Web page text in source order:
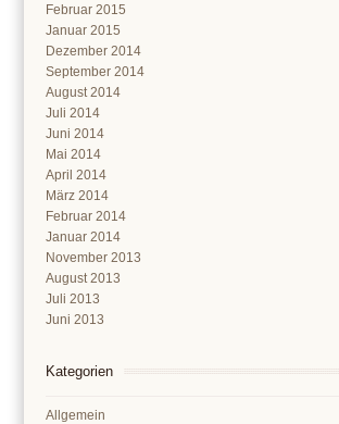
Februar 2015
Januar 2015
Dezember 2014
September 2014
August 2014
Juli 2014
Juni 2014
Mai 2014
April 2014
März 2014
Februar 2014
Januar 2014
November 2013
August 2013
Juli 2013
Juni 2013
Kategorien
Allgemein